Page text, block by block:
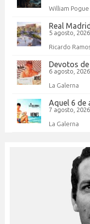
William Pogue
Real
5 agosto, 2026
Ricardo
Devotos
6 agosto, 2026
La Galerna
Aquel 6 de
7 agosto, 2026
La Galerna